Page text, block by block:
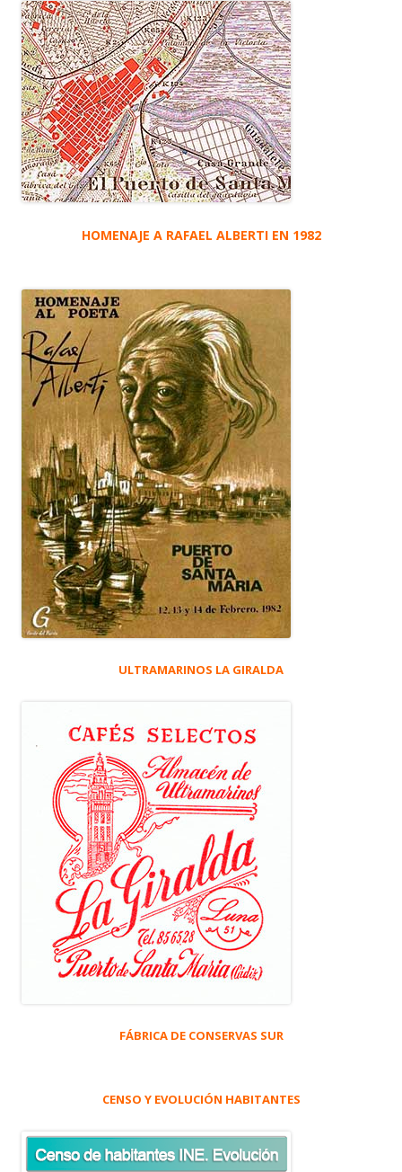
HOMENAJE A RAFAEL ALBERTI EN 1982
ULTRAMARINOS LA GIRALDA
FÁBRICA DE CONSERVAS SUR
CENSO Y EVOLUCIÓN HABITANTES